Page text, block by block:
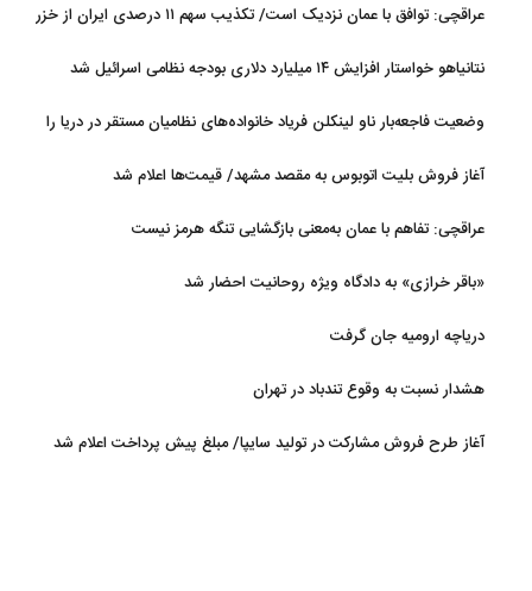
عراقچی: توافق با عمان نزدیک است/ تکذیب سهم ۱۱ درصدی ایران از خزر
نتانیاهو خواستار افزایش ۱۴ میلیارد دلاری بودجه نظامی اسرائیل شد
وضعیت فاجعه‌بار ناو لینکلن فریاد خانواده‌های نظامیان مستقر در دریا را
آغاز فروش بلیت اتوبوس به مقصد مشهد/ قیمت‌ها اعلام شد
عراقچی: تفاهم با عمان به‌معنی بازگشایی تنگه هرمز نیست
«باقر خرازی» به دادگاه ویژه روحانیت احضار شد
دریاچه ارومیه جان گرفت
هشدار نسبت به وقوع تندباد در تهران
آغاز طرح فروش مشارکت در تولید سایپا/ مبلغ پیش پرداخت اعلام شد